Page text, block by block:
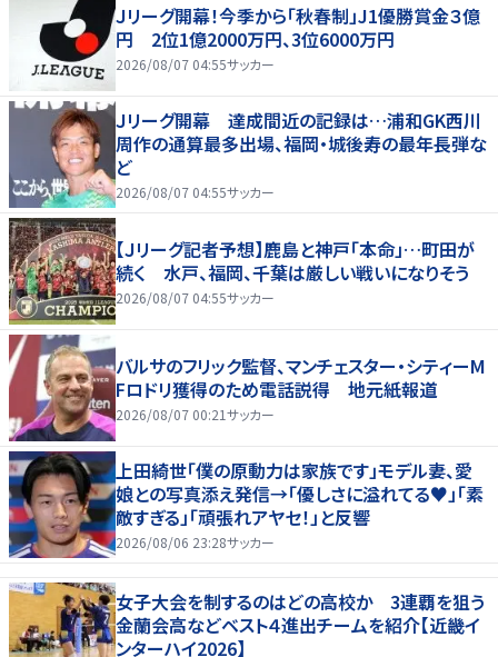
Ｊリーグ開幕！今季から「秋春制」J1優勝賞金３億
円 2位1億2000万円、3位6000万円
2026/08/07 04:55サッカー
Ｊリーグ開幕 達成間近の記録は…浦和GK西川
周作の通算最多出場、福岡・城後寿の最年長弾な
ど
2026/08/07 04:55サッカー
【Ｊリーグ記者予想】鹿島と神戸「本命」…町田が
続く 水戸、福岡、千葉は厳しい戦いになりそう
2026/08/07 04:55サッカー
バルサのフリック監督、マンチェスター・シティーM
Fロドリ獲得のため電話説得 地元紙報道
2026/08/07 00:21サッカー
上田綺世「僕の原動力は家族です」モデル妻、愛
娘との写真添え発信→「優しさに溢れてる♥」「素
敵すぎる」「頑張れアヤセ！」と反響
2026/08/06 23:28サッカー
女子大会を制するのはどの高校か 3連覇を狙う
金蘭会高などベスト４進出チームを紹介【近畿イ
ンターハイ2026】